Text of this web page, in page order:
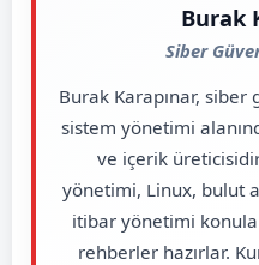
Burak
Siber
Burak Karapınar,
sistem yönetimi
ve içerik
yönetimi, Linux, bulut
itibar yönetimi
rehberler hazırlar.